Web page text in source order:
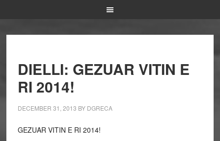
DIELLI: GEZUAR VITIN E
RI 2014!
DECEMBER 31, 2013 BY DGRECA
GEZUAR VITIN E RI 2014!